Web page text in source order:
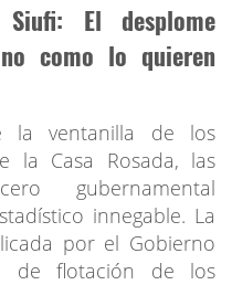
El desplome
como lo quieren
la ventanilla de los
la Casa Rosada, las
gubernamental
innegable. La
por el Gobierno
de flotación de los